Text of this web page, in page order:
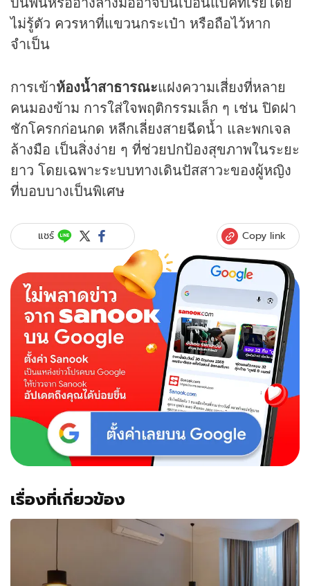
ไม่รู้ตัว ควรหาที่แขวนกระเป๋า หรือถือไว้หาก
จำเป็น
การเข้าห้องน้ำสาธารณะแฝงความเสี่ยงที่หลาย
คนมองข้าม การใส่ใจพฤติกรรมเล็ก ๆ เช่น ปิดฝา
ชักโครกก่อนกด หลีกเลี่ยงสายฉีดน้ำ และพกเจล
ล้างมือ เป็นสิ่งง่าย ๆ ที่ช่วยปกป้องสุขภาพในระยะ
ยาว โดยเฉพาะระบบทางเดินปัสสาวะของผู้หญิง
ที่บอบบางเป็นพิเศษ
แชร์ Copy link
เรื่องที่เกี่ยวข้อง